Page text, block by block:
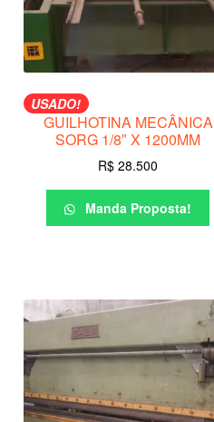
USADO!
GUILHOTINA MECÂNICA
SORG 1/8″ X 1200MM
R$ 28.500
Manda Proposta!